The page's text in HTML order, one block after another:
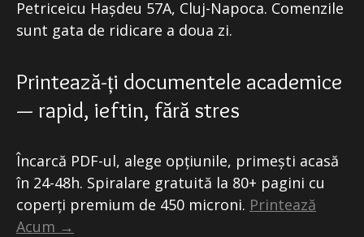
Petriceicu Hașdeu 57A, Cluj-Napoca. Comenzile
sunt gata de ridicare a doua zi.
Printează-ți documentele academice
— rapid, ieftin, fără stres
Încarcă PDF-ul, alege opțiunile, primești acasă
în 24-48h. Spiralare gratuită la 80+ pagini cu
coperți premium de 450 microni. Printează
Acum →